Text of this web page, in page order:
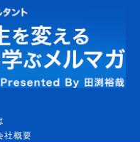
社概要